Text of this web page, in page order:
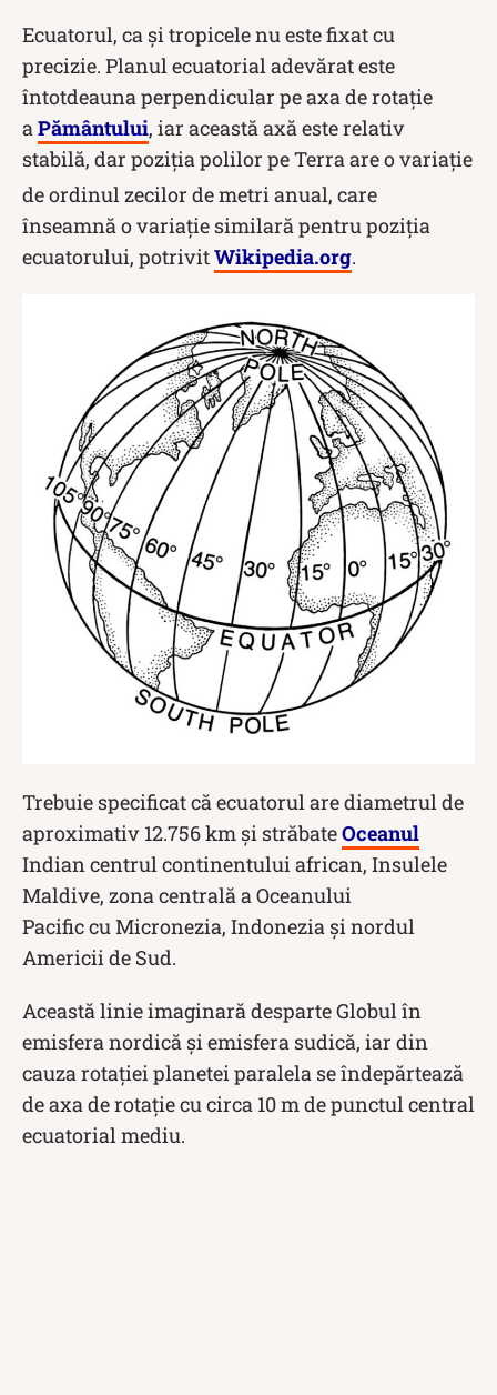
Ecuatorul, ca și tropicele nu este fixat cu
precizie. Planul ecuatorial adevărat este
întotdeauna perpendicular pe axa de rotație
a Pământului, iar această axă este relativ
stabilă, dar poziția polilor pe Terra are o variație
de ordinul zecilor de metri anual, care
înseamnă o variație similară pentru poziția
ecuatorului, potrivitWikipedia.org.
Trebuie specificat că ecuatorul are diametrul de
aproximativ 12.756 km și străbateOceanul
Indian centrul continentului african, Insulele
Maldive, zona centrală a Oceanului
Pacific cu Micronezia, Indonezia și nordul
Americii de Sud.
Această linie imaginară desparte Globul în
emisfera nordică și emisfera sudică, iar din
cauza rotației planetei paralela se îndepărtează
de axa de rotație cu circa 10 m de punctul central
ecuatorial mediu.